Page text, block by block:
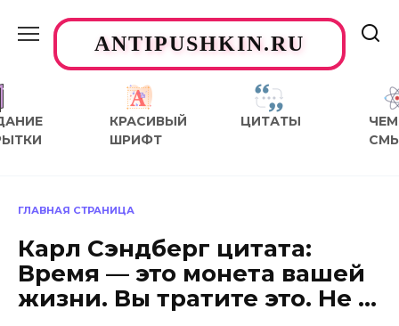
содержаниюANTIPUSHKIN.RU
КРАСИВЫЙ
ШРИФТ
ЦИТАТЫ
ЧЕМ
ГЛАВНАЯ СТРАНИЦА
Карл Сэндберг цитата:
Время — это монета вашей
жизни. Вы тратите это. Не …